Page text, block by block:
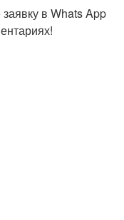
в Whats App